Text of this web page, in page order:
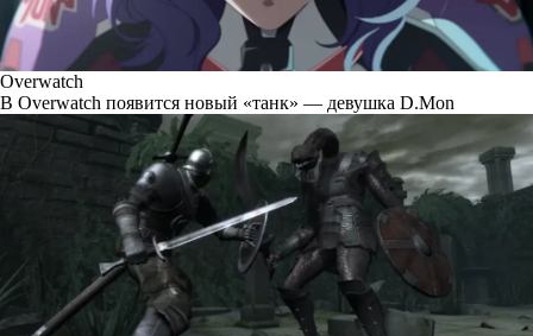
Overwatch
В Overwatch появится новый «танк» — девушка D.Mon